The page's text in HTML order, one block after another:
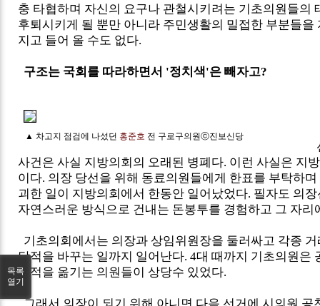
충 타협하며 자신의 요구나 관철시키려는 기초의원들의
후퇴시키게 될 뿐만 아니라 주민생활의 밀접한 부분들을
지고 들어 올 수도 없다.
구조는 국회를 따라하면서 '정치색'은 빼자고?
▲ 차고지 점검에 나섰던 홍준호 전 구로구의원ⓒ진보신당
사건은 사실 지방의회의 오래된 병폐다. 이런 사실은 지
이다. 의장 당선을 위해 동료의원들에게 한표를 부탁하
괴한 일이 지방의회에서 한동안 일어났었다. 필자도 의
자연스러운 방식으로 건내는 돈봉투를 경험하고 그 자리
기초의회에서는 의장과 상임위원장을 둘러싸고 각종
당적을 바꾸는 일까지 일어난다. 4대 때까지 기초의원은
당적을 옮기는 의원들이 상당수 있었다.
목록
열기